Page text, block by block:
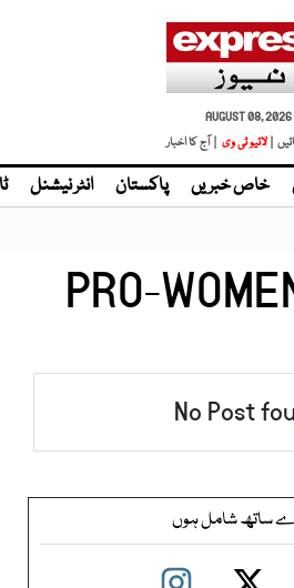
AUGUST 08, 2026
| لائیو ٹی وی | آج کا اخبار
خاص خبریں پاکستان انٹر نیشنل
PRO-
No Post
ساتھ شامل ہوں